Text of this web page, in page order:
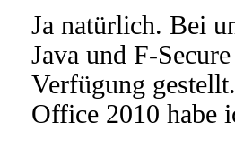
Ja natürlich. Bei
Java und F-
Verfügung
Office 2010 habe